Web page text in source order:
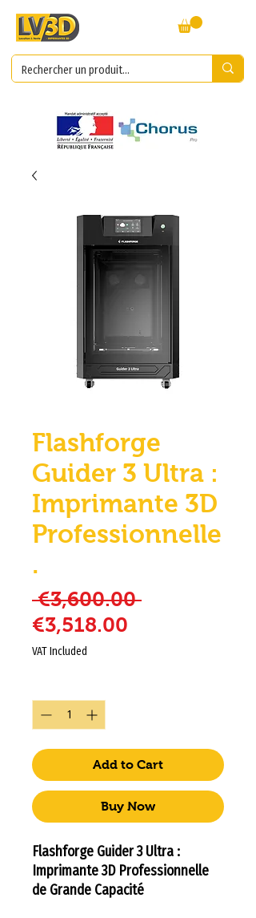
Flashforge
Guider 3 Ultra :
Imprimante 3D
Professionnelle
.
€3,600.00 Regular
€3,518.00
VAT Included
Add to Cart
Buy Now
Flashforge Guider 3 Ultra :
Imprimante 3D Professionnelle
de Grande Capacité